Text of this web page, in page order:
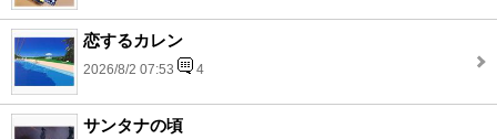
恋するカレン
2026/8/2 07:53 4
サンタナの頃